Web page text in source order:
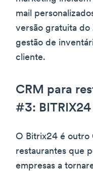
mail
versão gratuita do
gestão de
cliente.
CRM para
#3: BITRIX24
O Bitrix24 é outro
restaurantes que
empresas a